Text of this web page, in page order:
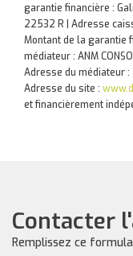
garantie financière :
22532 R | Adresse
Montant de la garantie
médiateur : ANM
Adresse du médiateur :
Adresse du site :
et financièrement
Contacter
Remplissez ce